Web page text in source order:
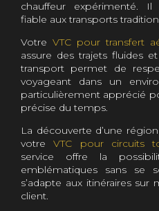
chauffeur expérimenté.
fiable aux transports
Votre VTC pour transfert
assure des trajets fluides
transport permet de
voyageant dans un
particulièrement apprécié
précise du temps.
La découverte d’une
votreVTC pour circuits
service offre la
emblématiques sans se
s’adapte aux itinéraires
client.